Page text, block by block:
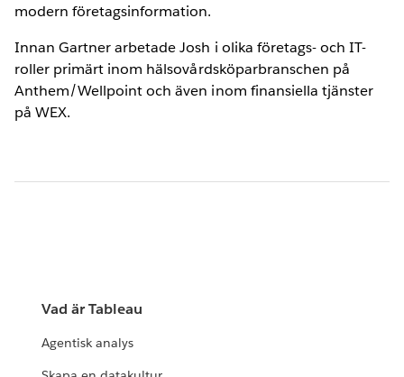
modern företagsinformation.
Innan Gartner arbetade Josh i olika företags- och IT-
roller primärt inom hälsovårdsköparbranschen på
Anthem/Wellpoint och även inom finansiella tjänster
på WEX.
Vad är Tableau
Agentisk analys